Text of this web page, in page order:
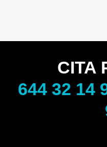
CITA
644 32 14